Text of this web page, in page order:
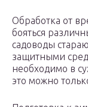
Обработка от
бояться
садоводы
защитными
необходимо в
это можно